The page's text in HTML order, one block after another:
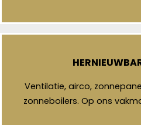
Ventilatie, airco,
zonneboilers. Op ons